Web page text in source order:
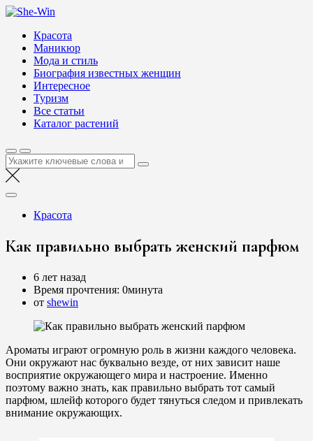
Перейти
содержимому
Блог о женской красоте и здоровье
Красота
Маникюр
Мода и стиль
Биография известных женщин
Интересное
Туризм
Все статьи
Каталог растений
Найти:
Красота
Как правильно выбрать женский парфюм
6 лет назад
Время прочтения: 0минута
от shewin
Ароматы играют огромную роль в жизни каждого человека.
Они окружают нас буквально везде, от них зависит наше
восприятие окружающего мира и настроение. Именно
поэтому важно знать, как правильно выбрать тот самый
парфюм, шлейф которого будет тянуться следом и привлекать
внимание окружающих.